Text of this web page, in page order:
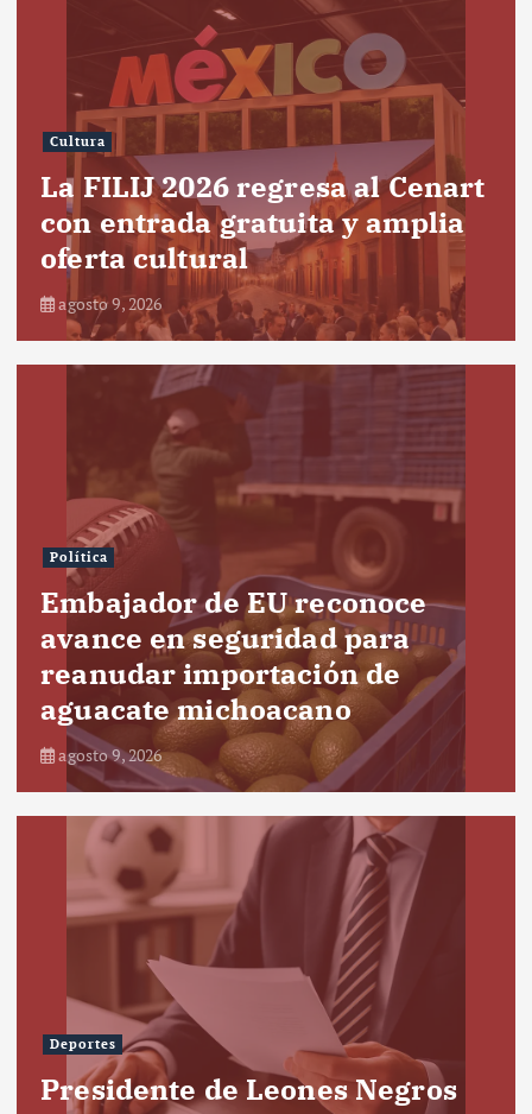
Cultura
La FILIJ 2026 regresa al Cenart
con entrada gratuita y amplia
oferta cultural
agosto 9, 2026
Política
Embajador de EU reconoce
avance en seguridad para
reanudar importación de
aguacate michoacano
agosto 9, 2026
Deportes
Presidente de Leones Negros